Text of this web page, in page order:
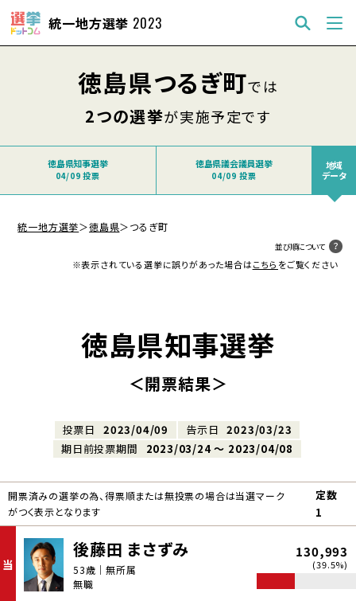
統一地方選挙 2023
徳島県つるぎ町では
2つの選挙が実施予定です
徳島県知事選挙
04/09 投票
徳島県議会議員選挙
04/09 投票
地域
データ
統一地方選挙＞徳島県＞つるぎ町
並び順について
※表示されている選挙に誤りがあった場合はこちら をご覧ください
徳島県知事選挙
＜開票結果＞
投票日 2023/04/09 告示日
2023/03/23
期日前投票期間
2023/03/24 〜 2023/04/08
開票済みの選挙の為、得票順または無投票の場合は当選マーク
がつく表示となります
定数
1
当
後藤田 まさずみ
53歳｜無所属
無職
130,993
(39.5%)